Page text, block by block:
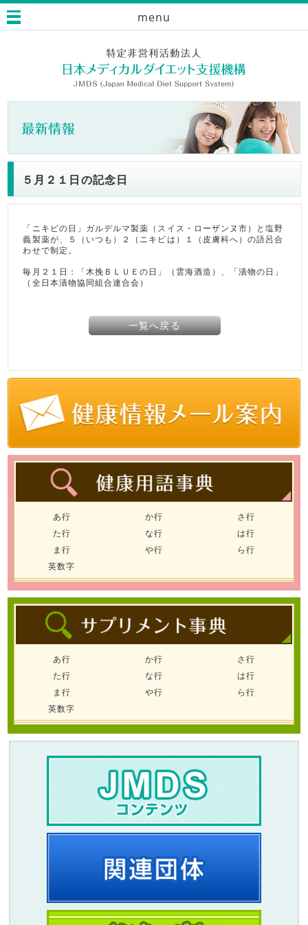
menu
５月２１日の記念日
「ニキビの日」ガルデルマ製薬（スイス・ローザンヌ市）と塩野
義製薬が、５（いつも）２（ニキビは）１（皮膚科へ）の語呂合
わせで制定。
毎月２１日：「木挽ＢＬＵＥの日」（雲海酒造）、「漬物の日」
（全日本漬物協同組合連合会）
一覧へ戻る
あ行 か行
さ行
た行
な行
は行
ま行
や行
ら行
英数字
あ行 か行
さ行
た行
な行
は行
ま行
や行
ら行
英数字